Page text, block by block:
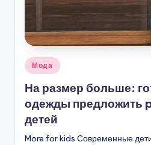
Опубликовано
Мода
На размер больше:
одежды предложить
детей
More for kids Современные